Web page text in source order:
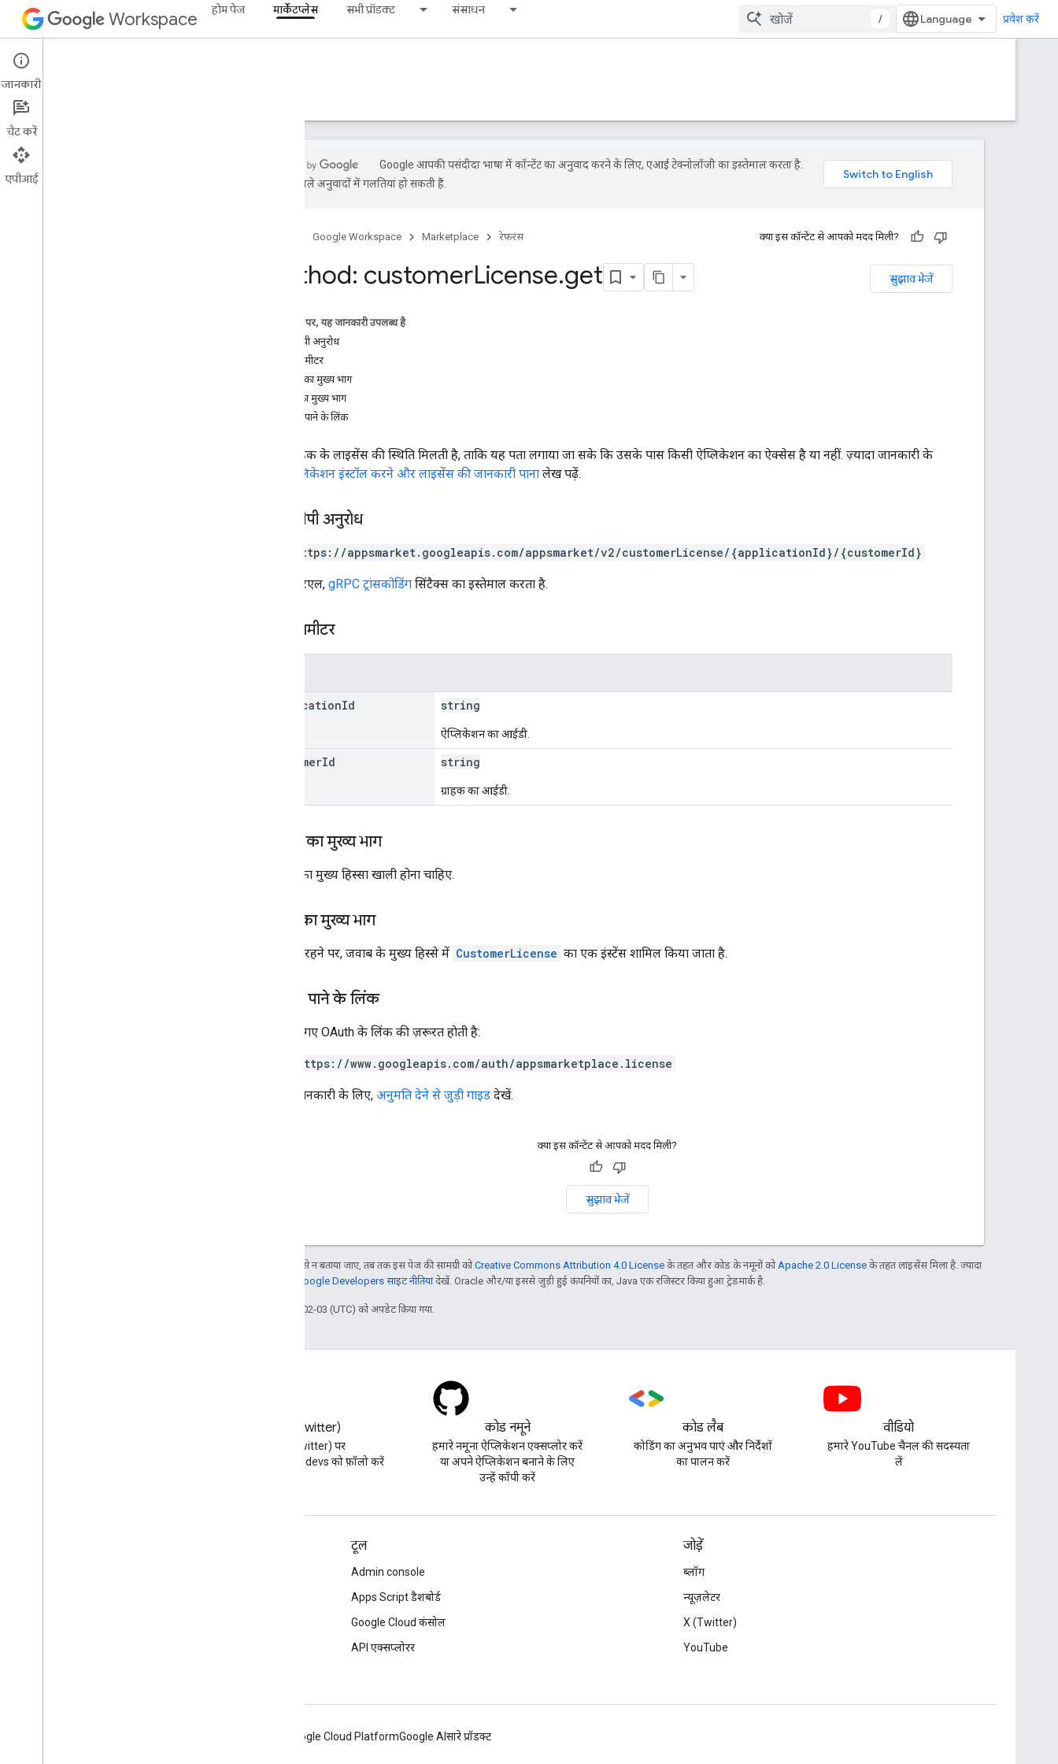
Workspace होम पेज मार्केटप्लेस सभी प्रॉडक्ट संसाधन
/ प्रवेश करें
Marketplace
खास जानकारी
Google आपकी पसंदीदा भाषा में कॉन्टेंट का अनुवाद करने के लिए, एआई टेक्नोलॉजी का इस्तेमाल करता है.
एआई से मिले अनुवादों में गलतियां हो सकती हैं.
Google Workspace Marketplace रेफ़रंस क्या इस कॉन्टेंट से आपको मदद मिली?
सुझाव भेजें
Method: customerLicense.get
इस पेज पर, यह जानकारी उपलब्ध है
एचटीटीपी अनुरोध
पाथ पैरामीटर
अनुरोध का मुख्य भाग
जवाब का मुख्य भाग
अनुमति पाने के लिंक
इससे ग्राहक के लाइसेंस की स्थिति मिलती है, ताकि यह पता लगाया जा सके कि उसके पास किसी ऐप्लिकेशन का ऐक्सेस है या नहीं. ज़्यादा जानकारी के
ऐप्लिकेशन इंस्टॉल करने और लाइसेंस की जानकारी पाना लेख पढ़ें.
एचटीटीपी अनुरोध
GET https://appsmarket.googleapis.com/appsmarket/v2/customerLicense/{applicationId}/{customerId}
यह यूआरएल, gRPC ट्रांसकोडिंग सिंटैक्स का इस्तेमाल करता है.
पाथ पैरामीटर
applicationId string
ऐप्लिकेशन का आईडी.
customerId string
ग्राहक का आईडी.
अनुरोध का मुख्य भाग
अनुरोध का मुख्य हिस्सा खाली होना चाहिए.
जवाब का मुख्य भाग
कामयाब रहने पर, जवाब के मुख्य हिस्से में CustomerLicense का एक इंस्टेंस शामिल किया जाता है.
अनुमति पाने के लिंक
नीचे दिए गए OAuth के लिंक की ज़रूरत हाेती है:
https://www.googleapis.com/auth/appsmarketplace.license
ज़्यादा जानकारी के लिए, अनुमति देने से जुड़ी गाइड देखें.
क्या इस कॉन्टेंट से आपको मदद मिली?
सुझाव भेजें
जब तक कुछ अलग से न बताया जाए, तब तक इस पेज की सामग्री कोCreative Commons Attribution 4.0 License के तहत और कोड के नमूनों को Apache 2.0 License के तहत लाइसेंस मिला है. ज़्यादा
Google Developers साइट नीतियांदेखें. Oracle और/या इससे जुड़ी हुई कंपनियों का, Java एक रजिस्टर किया हुआ ट्रेडमार्क है.
आखिरी बार 2026-02-03 (UTC) को अपडेट किया गया.
X (Twitter)
X (Twitter) पर
@workspacedevs को फ़ॉलो करें
कोड नमूने
हमारे नमूना ऐप्लिकेशन एक्सप्लोर करें
या अपने ऐप्लिकेशन बनाने के लिए
उन्हें कॉपी करें
कोड लैब
कोडिंग का अनुभव पाएं और निर्देशों
का पालन करें
वीडियो
हमारे YouTube चैनल की सदस्यता
लें
टूल
Admin console
Apps Script डैशबोर्ड
Google Cloud कंसोल
API एक्सप्लोरर
जोड़ें
ब्लॉग
न्यूज़लेटर
X (Twitter)
YouTube
Google Cloud PlatformGoogle AI सारे प्रॉडक्ट
जानकारी
चैट करें
एपीआई